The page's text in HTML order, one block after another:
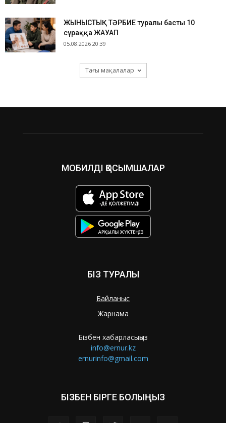
ЖЫНЫСТЫҚ ТӘРБИЕ туралы басты 10
сұраққа ЖАУАП
05.08.2026 20:39
Тағы мақалалар
МОБИЛДІ ҚОСЫМШАЛАР
БІЗ ТУРАЛЫ
Байланыс
Жарнама
Бізбен хабарласыңыз
info@ernur.kz
ernurinfo@gmail.com
БІЗБЕН БІРГЕ БОЛЫҢЫЗ